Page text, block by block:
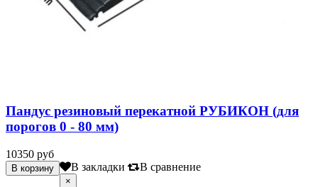
Пандус резиновый перекатной РУБИКОН (для
порогов 0 - 80 мм)
10350 руб
В закладки В сравнение
×